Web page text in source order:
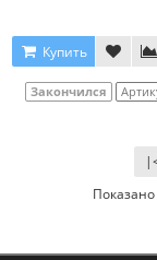
Купить
Закончился
Показано